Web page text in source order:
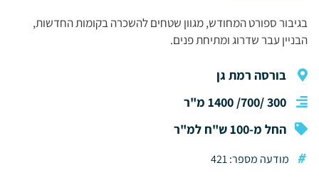
בגיבור ספורט המחודש, מגוון שטחים להשכרה בקומות החדשות,
הבניין עבר שדרוג ומתיחת פנים.
בורסה רמת גן
300 /700/ 1400 מ"ר
החל מ-100 ש"ח למ"ר
# מודעה מספר: 421